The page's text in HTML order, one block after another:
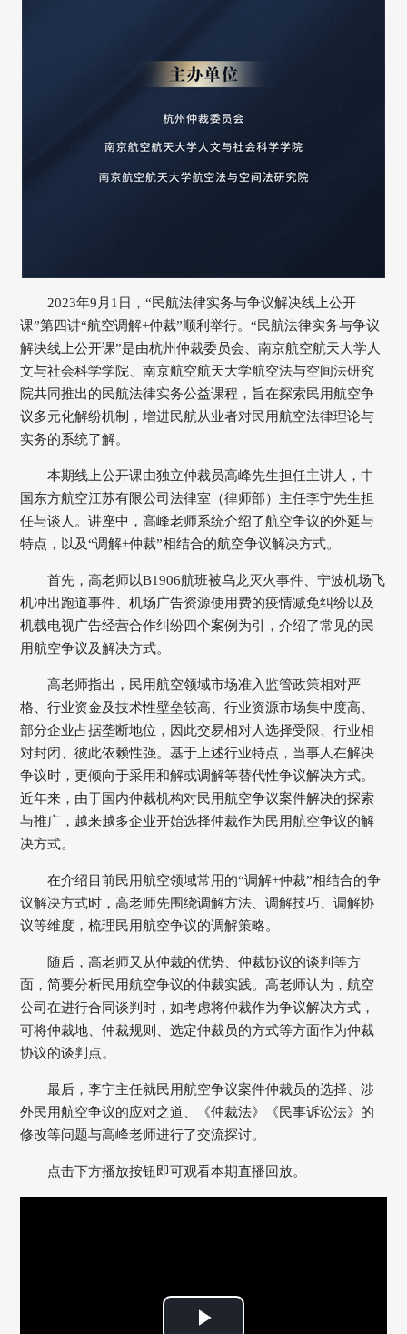
2023年9月1日，“民航法律实务与争议解决线上公开
课”第四讲“航空调解+仲裁”顺利举行。“民航法律实务与争议
解决线上公开课”是由杭州仲裁委员会、南京航空航天大学人
文与社会科学学院、南京航空航天大学航空法与空间法研究
院共同推出的民航法律实务公益课程，旨在探索民用航空争
议多元化解纷机制，增进民航从业者对民用航空法律理论与
实务的系统了解。
本期线上公开课由独立仲裁员高峰先生担任主讲人，中
国东方航空江苏有限公司法律室（律师部）主任李宁先生担
任与谈人。讲座中，高峰老师系统介绍了航空争议的外延与
特点，以及“调解+仲裁”相结合的航空争议解决方式。
首先，高老师以B1906航班被乌龙灭火事件、宁波机场飞
机冲出跑道事件、机场广告资源使用费的疫情减免纠纷以及
机载电视广告经营合作纠纷四个案例为引，介绍了常见的民
用航空争议及解决方式。
高老师指出，民用航空领域市场准入监管政策相对严
格、行业资金及技术性壁垒较高、行业资源市场集中度高、
部分企业占据垄断地位，因此交易相对人选择受限、行业相
对封闭、彼此依赖性强。基于上述行业特点，当事人在解决
争议时，更倾向于采用和解或调解等替代性争议解决方式。
近年来，由于国内仲裁机构对民用航空争议案件解决的探索
与推广，越来越多企业开始选择仲裁作为民用航空争议的解
决方式。
在介绍目前民用航空领域常用的“调解+仲裁”相结合的争
议解决方式时，高老师先围绕调解方法、调解技巧、调解协
议等维度，梳理民用航空争议的调解策略。
随后，高老师又从仲裁的优势、仲裁协议的谈判等方
面，简要分析民用航空争议的仲裁实践。高老师认为，航空
公司在进行合同谈判时，如考虑将仲裁作为争议解决方式，
可将仲裁地、仲裁规则、选定仲裁员的方式等方面作为仲裁
协议的谈判点。
最后，李宁主任就民用航空争议案件仲裁员的选择、涉
外民用航空争议的应对之道、《仲裁法》《民事诉讼法》的
修改等问题与高峰老师进行了交流探讨。
点击下方播放按钮即可观看本期直播回放。